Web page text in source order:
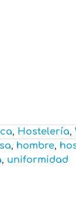
, Hostelería,
, hombre,
, uniformidad